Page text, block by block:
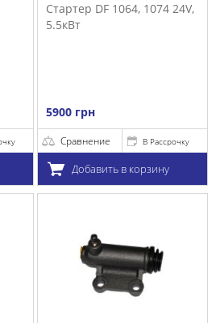
Стартер DF 1064, 1074 24V,
5.5кВт
5900 грн
Сравнение В Рассрочку
Добавить в корзину